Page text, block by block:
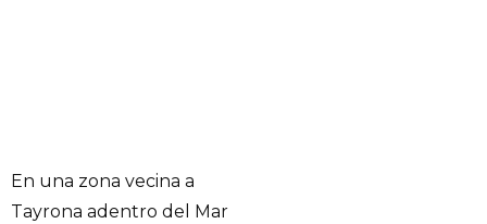
En una zona vecina a
Tayrona adentro del Mar